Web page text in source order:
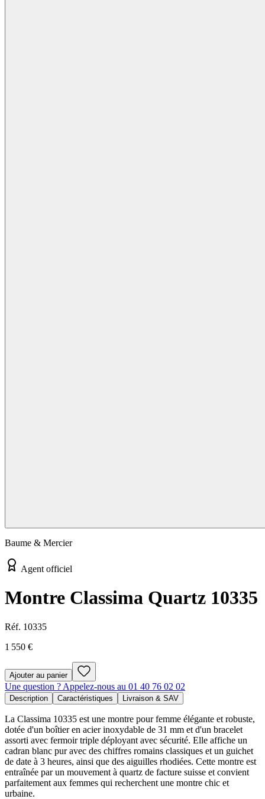
Baume & Mercier
Agent officiel
Montre Classima Quartz 10335
Réf. 10335
1 550 €
Ajouter au panier
Une question ? Appelez-nous au 01 40 76 02 02
Description Caractéristiques Livraison & SAV
La Classima 10335 est une montre pour femme élégante et robuste,
dotée d'un boîtier en acier inoxydable de 31 mm et d'un bracelet
assorti avec fermoir triple déployant avec sécurité. Elle affiche un
cadran blanc pur avec des chiffres romains classiques et un guichet
de date à 3 heures, ainsi que des aiguilles rhodiées. Cette montre est
entraînée par un mouvement à quartz de facture suisse et convient
parfaitement aux femmes qui recherchent une montre chic et
urbaine.